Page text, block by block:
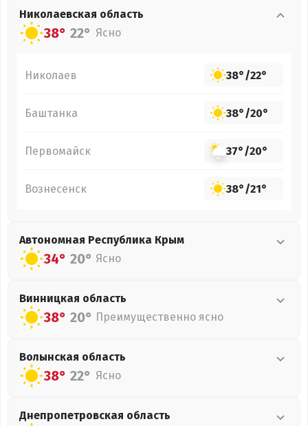
Николаевская область
38° 22° Ясно
Николаев 38°/22°
Баштанка 38°/20°
Первомайск 37°/20°
Вознесенск 38°/21°
Автономная Республика Крым
34° 20° Ясно
Винницкая область
38° 20° Преимущественно ясно
Волынская область
38° 22° Ясно
Днепропетровская область